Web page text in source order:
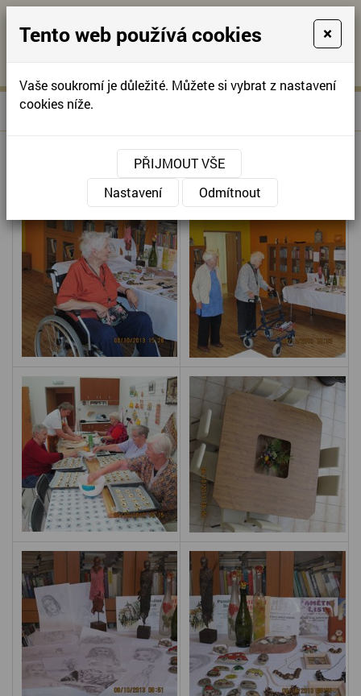
+420info@domov-
Úvodní stránka
DEN OTEVŘENÝCH DVEŘÍ
Tento web používá cookies ×
Vaše soukromí je důležité. Můžete si vybrat z nastavení
cookies níže.
PŘIJMOUT VŠE
Nastavení
Odmítnout